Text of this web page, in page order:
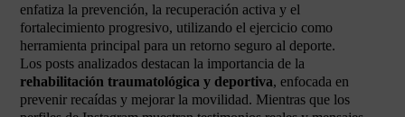
enfatiza la prevención, la recuperación activa y el
fortalecimiento progresivo, utilizando el ejercicio como
herramienta principal para un retorno seguro al deporte.
Los posts analizados destacan la importancia de la
rehabilitación traumatológica y deportiva, enfocada en
prevenir recaídas y mejorar la movilidad. Mientras que los